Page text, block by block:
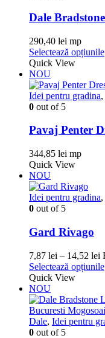
Dale
290,40 lei mp
Selectează opțiunile
Quick View
NOU
Idei pentru gradina,
0 out of 5
Pavaj Penter
344,85 lei mp
Quick View
NOU
Idei pentru gradina,
0 out of 5
Gard Rivago
7,87 lei – 14,52 lei
de
Selectează opțiunile
Quick View
NOU
Dale, Idei pentru
0 out of 5